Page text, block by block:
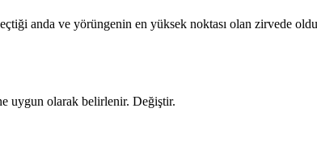
anda ve yörüngenin en yüksek noktası olan zirvede
uygun olarak belirlenir. Değiştir.